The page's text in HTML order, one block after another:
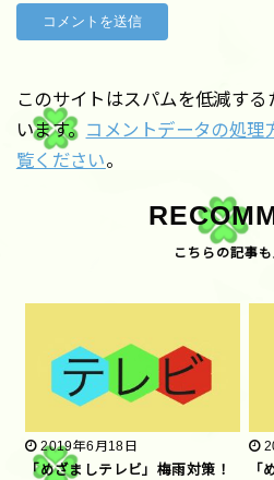
このサイトはスパムを低減す
います。 コメントデータの処理
覧ください。
2019年6月18日
「めざましテレビ」梅雨対策！
「